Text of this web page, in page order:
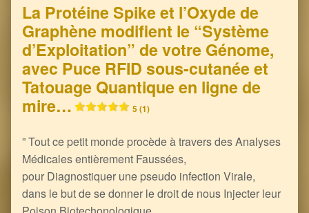
La Protéine Spike et l’Oxyde de
Graphène modifient le “Système
d’Exploitation” de votre Génome,
avec Puce RFID sous-cutanée et
Tatouage Quantique en ligne de
mire…
5 (1)
” Tout ce petit monde procède à travers des Analyses
Médicales entièrement Faussées,
pour Diagnostiquer une pseudo infection Virale,
dans le but de se donner le droit de nous Injecter leur